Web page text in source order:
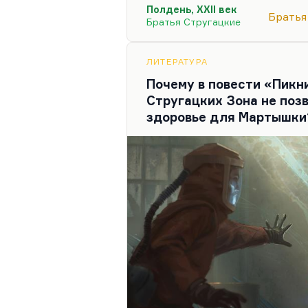
людены Саракша. А
заложник этой
Каммерером.
прогрессорство и
пылом набрасывается на
Полдень, XXII век
Братья Стругацкие
ЛИТЕРАТУРА
Почему в повести
Стругацких Зона не
здоровье для